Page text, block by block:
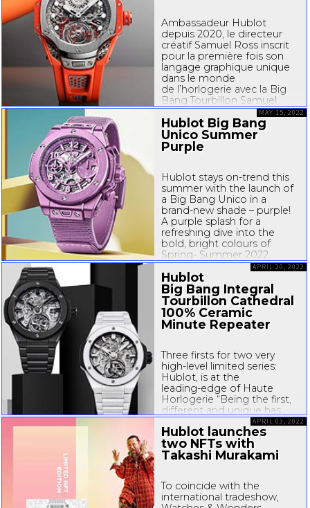
Ambassadeur Hublot
depuis 2020, le directeur
créatif Samuel Ross inscrit
pour la première fois son
langage graphique unique
dans le monde
de l’horlogerie avec la Big
Bang Tourbillon Samuel
Ross en édition limitée.
L’attention que porte
Hublot à l’Art de la Fusion
depuis 40 ans lui...
Hublot Big Bang
Unico Summer
Purple
Hublot stays on-trend this
summer with the launch of
a Big Bang Unico in a
brand-new shade – purple!
A purple splash for a
refreshing dive into the
bold, bright colours of
Spring- Summer 2022.
Fashionistas around the
world agree: bold,...
MAY 15, 2022
Hublot
Big Bang Integral
Tourbillon Cathedral
100% Ceramic
Minute Repeater
Three firsts for two very
high-level limited series:
Hublot, is at the
leading-edge of Haute
Horlogerie “Being the first,
different and unique has
never been truer than for
this Big Bang Integral
Minute Repeater Ceramic.
The first ceramic...
APRIL 20, 2022
Hublot launches
two NFTs with
Takashi Murakami
To coincide with the
international tradeshow,
APRIL 03, 2022